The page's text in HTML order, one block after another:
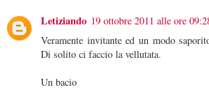
Letiziando 19 ottobre 2011 alle ore
Veramente invitante ed un modo
Di solito ci faccio la vellutata.
Un bacio